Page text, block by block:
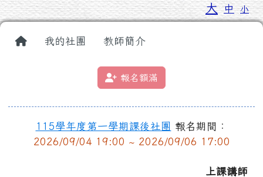
工具列 大 中 小
回首頁我的社團 教師簡介
報名額滿
115學年度第一學期課後社團
報名期間：
2026/09/04 19:00 ~ 2026/09/06 17:00
上課講師
頁尾區域